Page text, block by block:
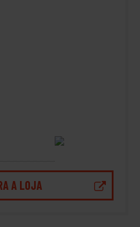
A LOJA